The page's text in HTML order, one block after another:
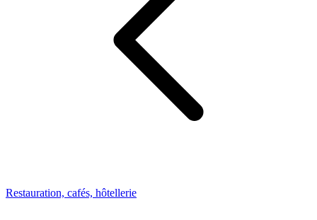
Restauration, cafés, hôtellerie